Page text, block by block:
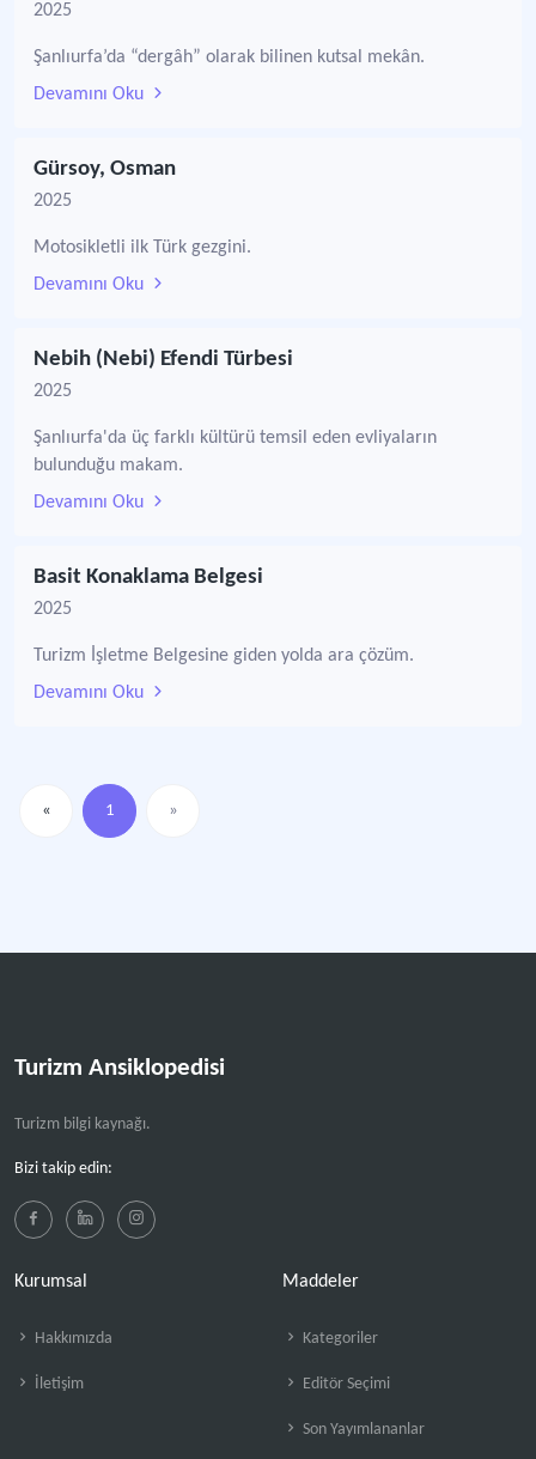
2025
Şanlıurfa’da “dergâh” olarak bilinen kutsal mekân.
Devamını Oku
Gürsoy, Osman
2025
Motosikletli ilk Türk gezgini.
Devamını Oku
Nebih (Nebi) Efendi Türbesi
2025
Şanlıurfa'da üç farklı kültürü temsil eden evliyaların
bulunduğu makam.
Devamını Oku
Basit Konaklama Belgesi
2025
Turizm İşletme Belgesine giden yolda ara çözüm.
Devamını Oku
« 1 »
Turizm Ansiklopedisi
Turizm bilgi kaynağı.
Bizi takip edin:
Kurumsal
Hakkımızda
İletişim
Maddeler
Kategoriler
Editör Seçimi
Son Yayımlananlar